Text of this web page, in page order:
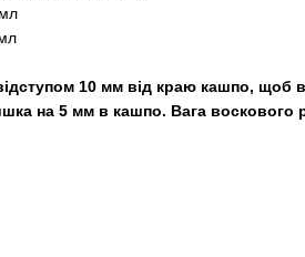
10 мм від краю кашпо, щоб
на 5 мм в кашпо. Вага воскового